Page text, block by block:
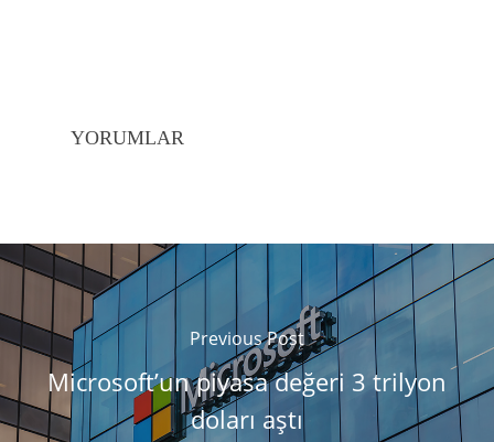
YORUMLAR
Previous Post
Microsoft’un piyasa değeri 3 trilyon
doları aştı